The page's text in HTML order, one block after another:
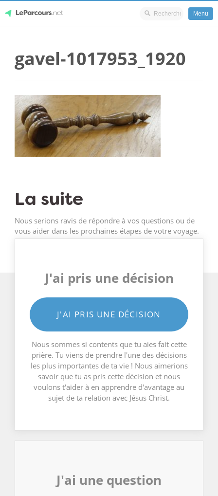
content
Menu
gavel-1017953_1920
La suite
Nous serions ravis de répondre à vos questions ou de
vous aider dans les prochaines étapes de votre voyage.
J'ai pris une décision
J'AI PRIS UNE DÉCISION
Nous sommes si contents que tu aies fait cette
prière. Tu viens de prendre l'une des décisions
les plus importantes de ta vie ! Nous aimerions
savoir que tu as pris cette décision et nous
voulons t'aider à en apprendre d'avantage au
sujet de ta relation avec Jésus Christ.
J'ai une question